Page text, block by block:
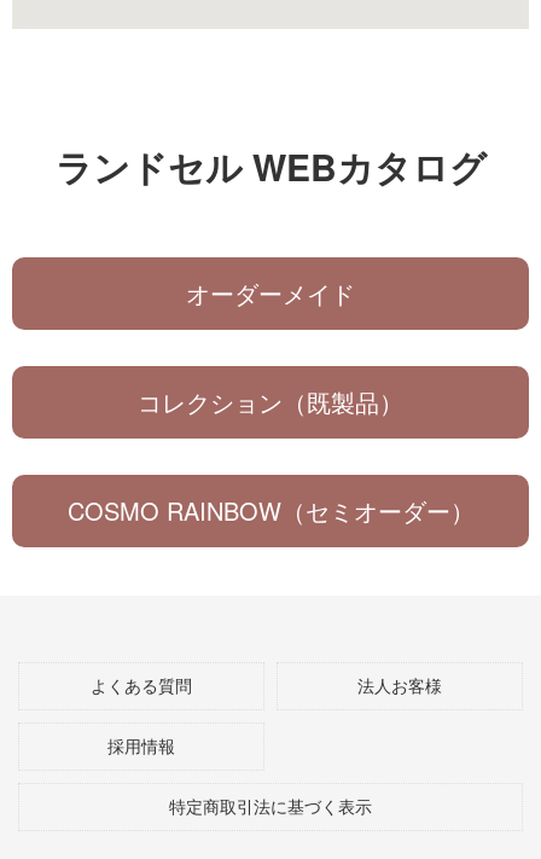
ランドセル WEBカタログ
オーダーメイド
コレクション（既製品）
COSMO RAINBOW（セミオーダー）
よくある質問 法人お客様
採用情報
特定商取引法に基づく表示